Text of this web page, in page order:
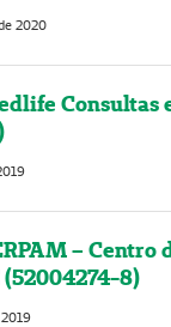
2020
Consultas
– Centro
8)